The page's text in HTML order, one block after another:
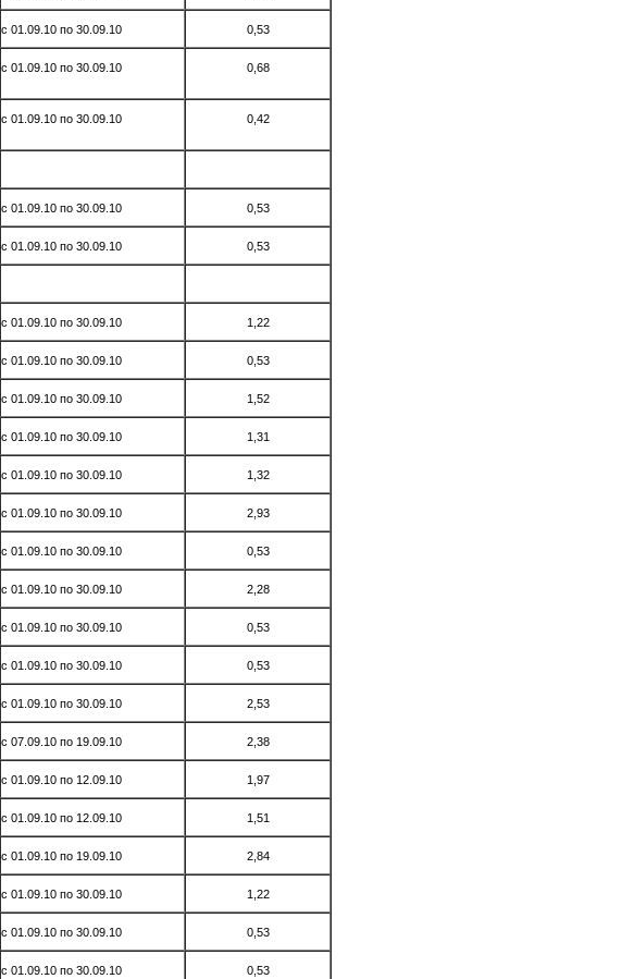
с 01.09.10 по 30.09.10 0,53
с 01.09.10 по 30.09.10 0,68
с 01.09.10 по 30.09.10 0,42
с 01.09.10 по 30.09.10 0,53
с 01.09.10 по 30.09.10 0,53
с 01.09.10 по 30.09.10 1,22
с 01.09.10 по 30.09.10 0,53
с 01.09.10 по 30.09.10 1,52
с 01.09.10 по 30.09.10 1,31
с 01.09.10 по 30.09.10 1,32
с 01.09.10 по 30.09.10 2,93
с 01.09.10 по 30.09.10 0,53
с 01.09.10 по 30.09.10 2,28
с 01.09.10 по 30.09.10 0,53
с 01.09.10 по 30.09.10 0,53
с 01.09.10 по 30.09.10 2,53
с 07.09.10 по 19.09.10 2,38
с 01.09.10 по 12.09.10 1,97
с 01.09.10 по 12.09.10 1,51
с 01.09.10 по 19.09.10 2,84
с 01.09.10 по 30.09.10 1,22
с 01.09.10 по 30.09.10 0,53
с 01.09.10 по 30.09.10 0,53